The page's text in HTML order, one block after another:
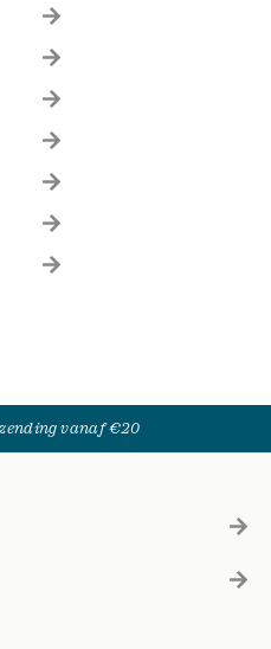
vanaf €20